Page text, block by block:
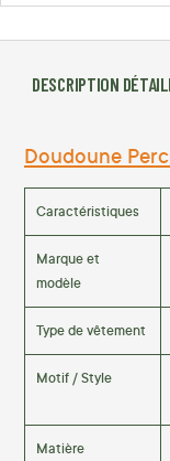
DESCRIPTION
Doudoune
Caractéristiques
Marque et
modèle
Type de vêtement
Motif / Style
Matière